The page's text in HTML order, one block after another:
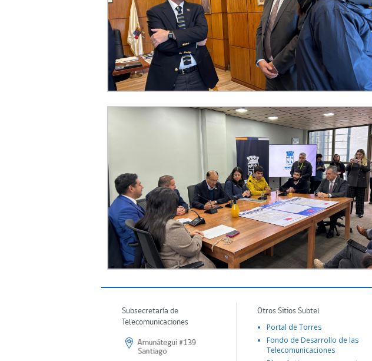
Subsecretaría de
Telecomunicaciones
Otros Sitios Subtel
Portal de Torres
Fondo de Desarrollo de las
Telecomunicaciones